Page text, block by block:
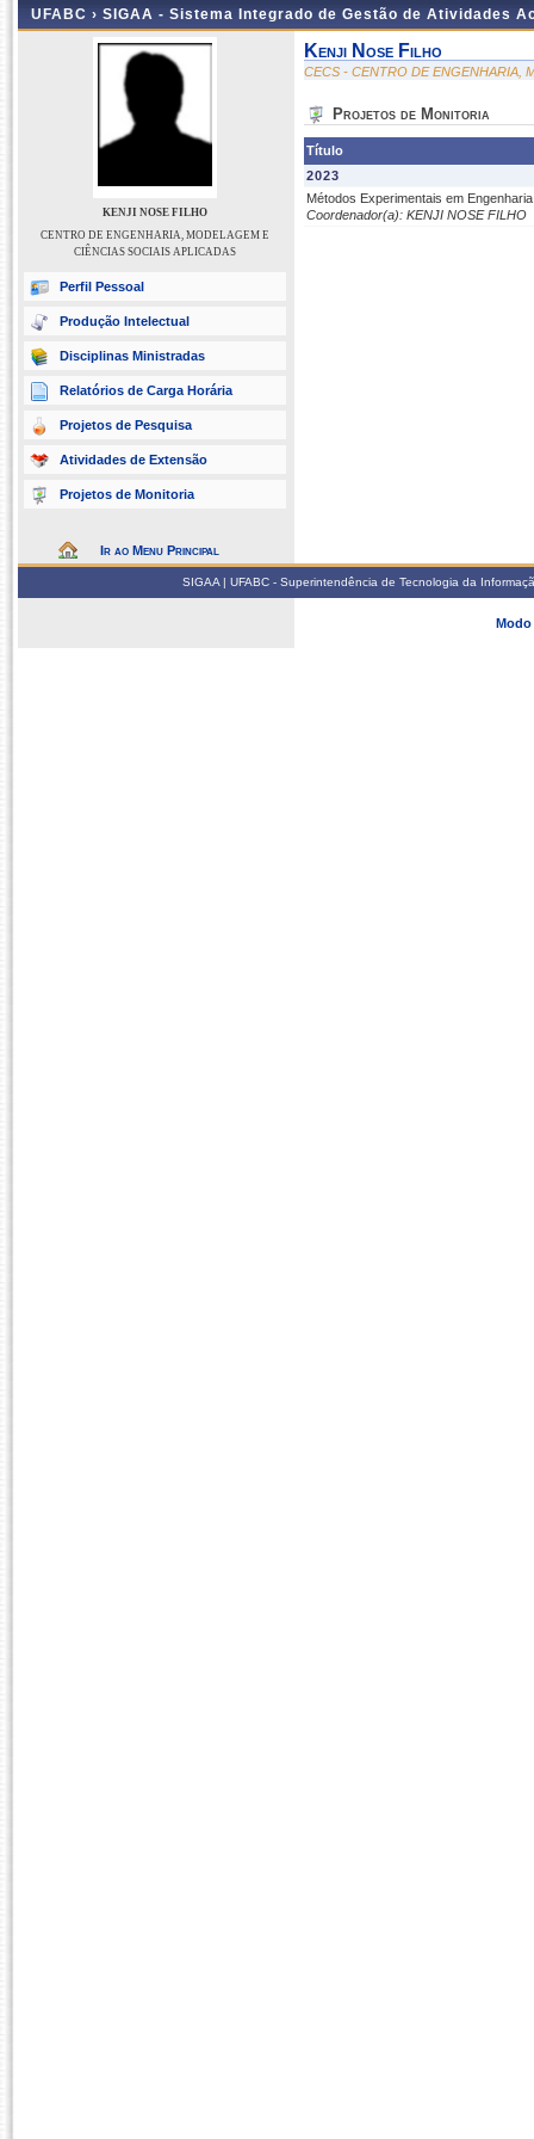
UFABC › SIGAA - Sistema Integrado de Gestão de Atividades
KENJI NOSE FILHO
CENTRO DE ENGENHARIA, MODELAGEM E
CIÊNCIAS SOCIAIS APLICADAS
Perfil Pessoal
Produção Intelectual
Disciplinas Ministradas
Relatórios de Carga Horária
Projetos de Pesquisa
Atividades de Extensão
Projetos de Monitoria
Ir ao Menu Principal
Kenji Nose Filho
CECS - CENTRO DE ENGENHARIA,
Projetos de Monitoria
Título
2023
Métodos Experimentais em
Coordenador(a): KENJI NOSE FILHO
SIGAA | UFABC - Superintendência de Tecnologia da
Modo